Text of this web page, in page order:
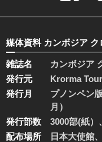
媒体資料 カンボジア
雑誌名
カンボジア
発行元
Krorma
発行月
プノンペン
月）
発行部数
3000部(紙）
配布場所
日本大使館